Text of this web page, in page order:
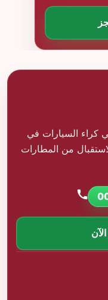
السيارات في
من المطارات